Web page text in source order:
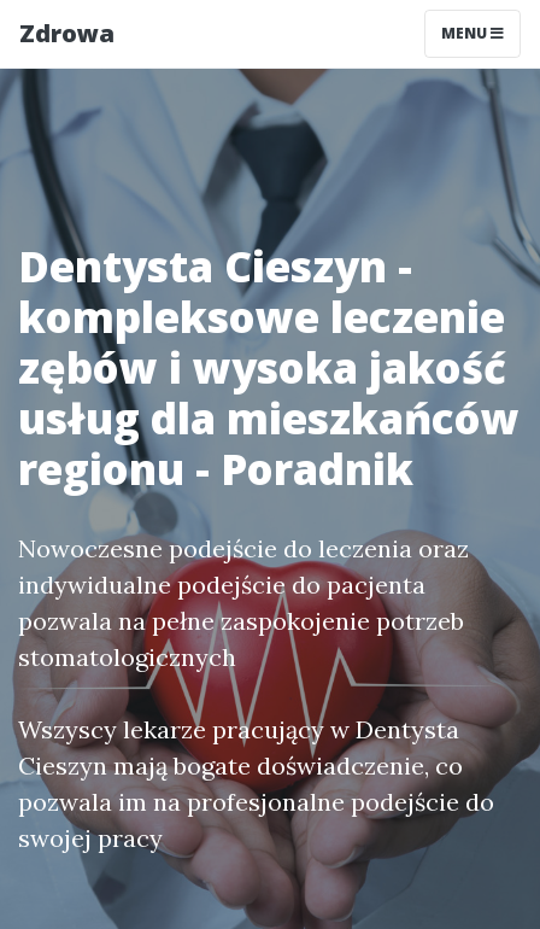
Zdrowa MENU
Dentysta Cieszyn -
kompleksowe leczenie
zębów i wysoka jakość
usług dla mieszkańców
regionu - Poradnik
Nowoczesne podejście do leczenia oraz
indywidualne podejście do pacjenta
pozwala na pełne zaspokojenie potrzeb
stomatologicznych
Wszyscy lekarze pracujący w Dentysta
Cieszyn mają bogate doświadczenie, co
pozwala im na profesjonalne podejście do
swojej pracy